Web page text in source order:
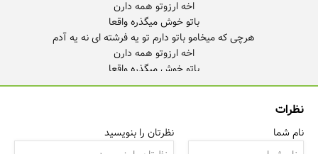
هرچی که میخامو باتو دارم بیا همچیم براتو غیره بغله تو که جاییو
چقد به دلم میشینی هرموقع که میخام حرصتو درارم میشه گرمای
دستاتو بدی من
نظرات
نام شما نظرتان را بنویسید